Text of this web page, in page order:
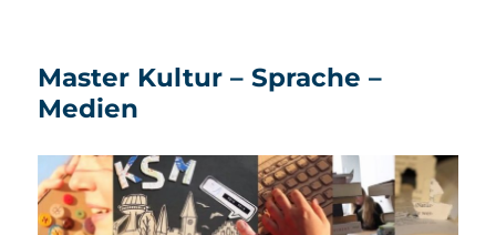
Master Kultur – Sprache –
Medien